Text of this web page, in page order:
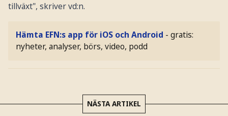
tillväxt", skriver vd:n.
Hämta EFN:s app för iOS och Android - gratis:
nyheter, analyser, börs, video, podd
NÄSTA ARTIKEL